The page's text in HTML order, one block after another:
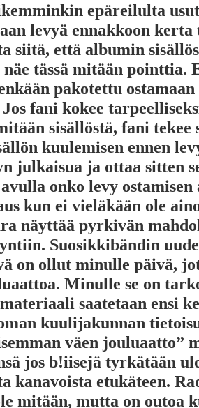
epäreilulta
levyä ennakkoon kerta
siitä, että albumin
tässä mitään pointtia.
pakotettu ostamaan
fani kokee
sisällöstä, fani tekee
kuulemisen ennen
julkaisua ja ottaa sitten
onko levy ostamisen
kun ei vieläkään ole
näyttää pyrkivän
Suosikkibändin
on ollut minulle päivä,
Minulle se on
saatetaan ensi
kuulijakunnan
väen jouluaatto”
jos b!iisejä tyrkätään
kanavoista etukäteen.
mitään, mutta on outoa